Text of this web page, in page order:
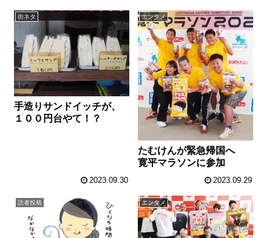
街ネタ
手造りサンドイッチが、
１００円台やて！？
2023.09.30
エンタメ
たむけんが緊急帰国へ
寛平マラソンに参加
2023.09.29
読者投稿 エンタメ